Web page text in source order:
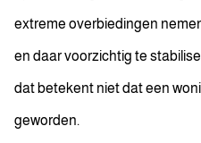
extreme overbiedingen
en daar voorzichtig te
dat betekent niet dat een
geworden.